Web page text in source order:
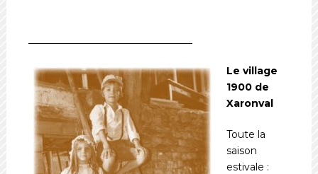
Le village
1900 de
Xaronval
Toute la
saison
estivale :